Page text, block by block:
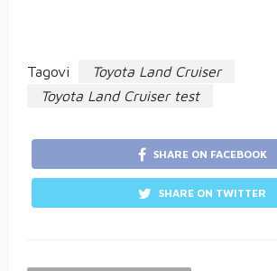
Tagovi
Toyota Land Cruiser
Toyota Land Cruiser test
SHARE ON FACEBOOK
SHARE ON TWITTER